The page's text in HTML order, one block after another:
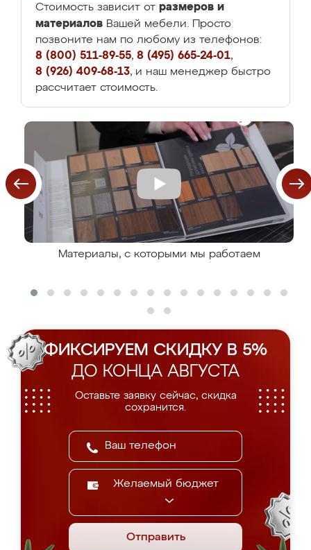
Стоимость зависит от размеров и
материалов Вашей мебели. Просто
позвоните нам по любому из телефонов:
8 (800) 511-89-55, 8 (495) 665-24-01,
8 (926) 409-68-13, и наш менеджер быстро
рассчитает стоимость.
Материалы, с которыми мы работаем
ФИКСИРУЕМ СКИДКУ В 5%
ДО КОНЦА АВГУСТА
Оставьте заявку сейчас, скидка
сохранится.
Желаемый бюджет
Отправить